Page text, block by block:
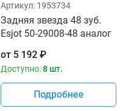
Артикул: 1953734
Задняя звезда 48 зуб.
Esjot 50-29008-48 аналог
от 5 192 ₽
Доступно:8 шт.
Подробнее